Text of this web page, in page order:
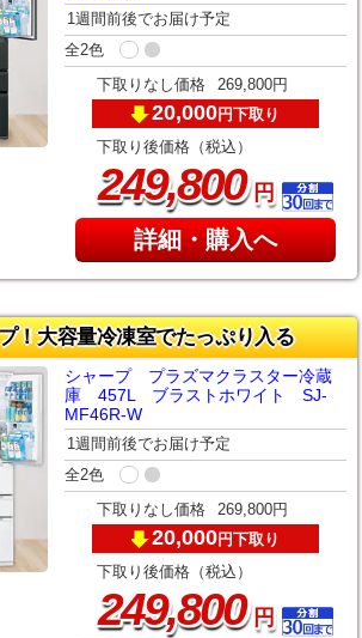
1週間前後でお届け予定
全2色
下取りなし価格 269,800円
20,000円下取り
下取り後価格（税込）
249,800円
詳細・購入へ
！大容量冷凍室でたっぷり入る
シャープ プラズマクラスター冷蔵
庫 457L ブラストホワイト SJ-
MF46R-W
1週間前後でお届け予定
全2色
下取りなし価格 269,800円
20,000円下取り
下取り後価格（税込）
249,800円